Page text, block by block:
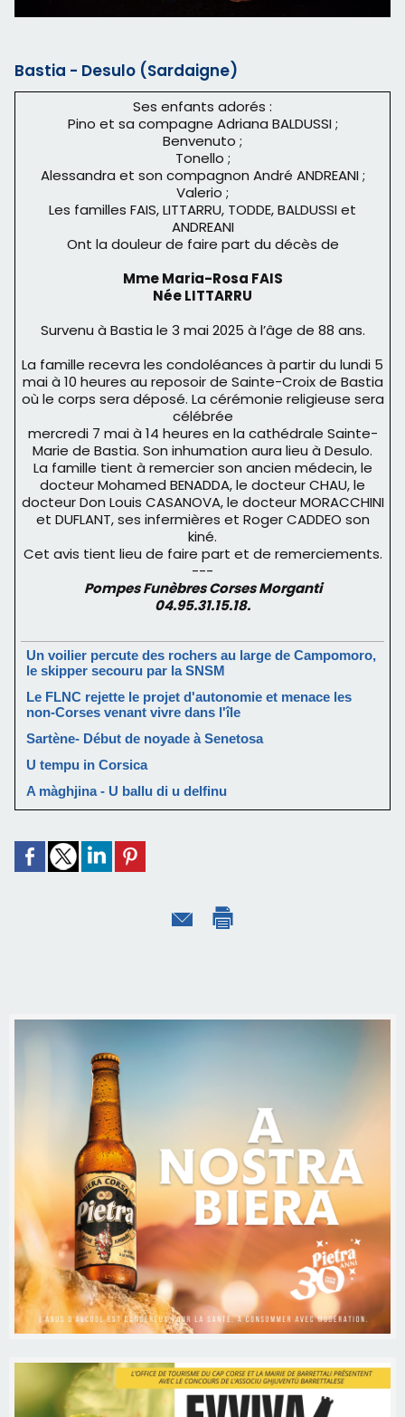
Bastia - Desulo (Sardaigne)
Ses enfants adorés :
Pino et sa compagne Adriana BALDUSSI ;
Benvenuto ;
Tonello ;
Alessandra et son compagnon André ANDREANI ;
Valerio ;
Les familles FAIS, LITTARRU, TODDE, BALDUSSI et
ANDREANI
Ont la douleur de faire part du décès de
Mme Maria-Rosa FAIS
Née LITTARRU
Survenu à Bastia le 3 mai 2025 à l’âge de 88 ans.
La famille recevra les condoléances à partir du lundi 5
mai à 10 heures au reposoir de Sainte-Croix de Bastia
où le corps sera déposé. La cérémonie religieuse sera
célébrée
mercredi 7 mai à 14 heures en la cathédrale Sainte-
Marie de Bastia. Son inhumation aura lieu à Desulo.
La famille tient à remercier son ancien médecin, le
docteur Mohamed BENADDA, le docteur CHAU, le
docteur Don Louis CASANOVA, le docteur MORACCHINI
et DUFLANT, ses infermières et Roger CADDEO son
kiné.
Cet avis tient lieu de faire part et de remerciements.
---
Pompes Funèbres Corses Morganti
04.95.31.15.18.
Un voilier percute des rochers au large de Campomoro,
le skipper secouru par la SNSM
Le FLNC rejette le projet d'autonomie et menace les
non-Corses venant vivre dans l'île
Sartène- Début de noyade à Senetosa
U tempu in Corsica
A màghjina - U ballu di u delfinu